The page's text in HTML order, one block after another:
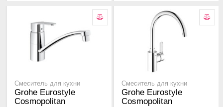
Смеситель для кухни
Grohe Eurostyle
Cosmopolitan
Смеситель для кухни
Grohe Eurostyle
Cosmopolitan